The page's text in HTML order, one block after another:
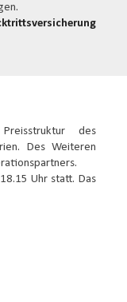
des
Des Weiteren
Uhr statt. Das